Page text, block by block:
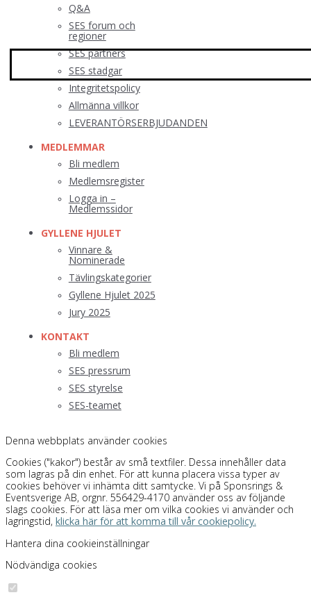
Q&A
SES forum och
regioner
SES partners
SES stadgar
Integritetspolicy
Allmänna villkor
LEVERANTÖRSERBJUDANDEN
MEDLEMMAR
Bli medlem
Medlemsregister
Logga in –
Medlemssidor
GYLLENE HJULET
Vinnare &
Nominerade
Tävlingskategorier
Gyllene Hjulet 2025
Jury 2025
KONTAKT
Bli medlem
SES pressrum
SES styrelse
SES-teamet
Denna webbplats använder cookies
Cookies ("kakor") består av små textfiler. Dessa innehåller data
som lagras på din enhet. För att kunna placera vissa typer av
cookies behöver vi inhämta ditt samtycke. Vi på Sponsrings &
Eventsverige AB, orgnr. 556429-4170 använder oss av följande
slags cookies. För att läsa mer om vilka cookies vi använder och
lagringstid, klicka här för att komma till vår cookiepolicy.
Hantera dina cookieinställningar
Nödvändiga cookies